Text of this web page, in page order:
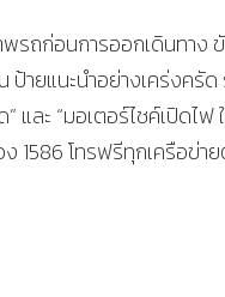
รถก่อนการออกเดินทาง
ายแนะนำอย่างเคร่งครั
ละ “มอเตอร์ไชค์เปิดไฟ
1586 โทรฟรีทุกเครือข่า